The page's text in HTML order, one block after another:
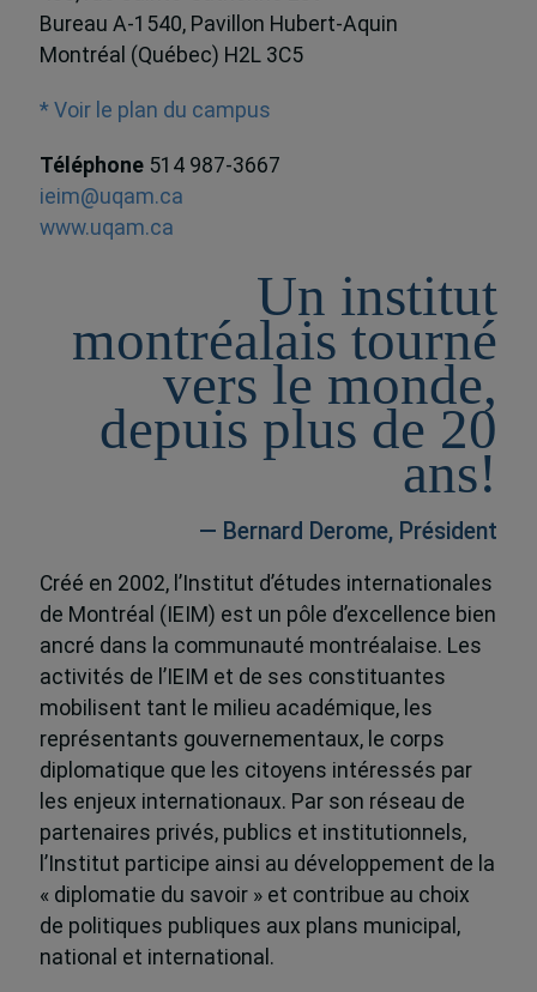
Bureau A-1540, Pavillon Hubert-Aquin
Montréal (Québec) H2L 3C5
* Voir le plan du campus
Téléphone 514 987-3667
ieim@uqam.ca
www.uqam.ca
Un institut
montréalais tourné
vers le monde,
depuis plus de 20
ans!
— Bernard Derome, Président
Créé en 2002, l’Institut d’études internationales
de Montréal (IEIM) est un pôle d’excellence bien
ancré dans la communauté montréalaise. Les
activités de l’IEIM et de ses constituantes
mobilisent tant le milieu académique, les
représentants gouvernementaux, le corps
diplomatique que les citoyens intéressés par
les enjeux internationaux. Par son réseau de
partenaires privés, publics et institutionnels,
l’Institut participe ainsi au développement de la
« diplomatie du savoir » et contribue au choix
de politiques publiques aux plans municipal,
national et international.